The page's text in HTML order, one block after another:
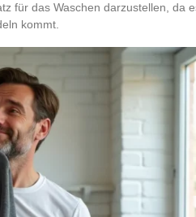
für das Waschen darzustellen, da
kommt.